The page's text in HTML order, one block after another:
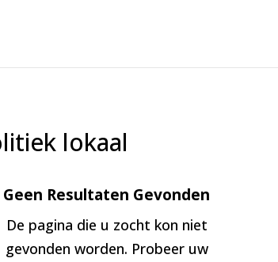
lokaal
Geen Resultaten Gevonden
De pagina die u zocht kon niet
gevonden worden. Probeer uw